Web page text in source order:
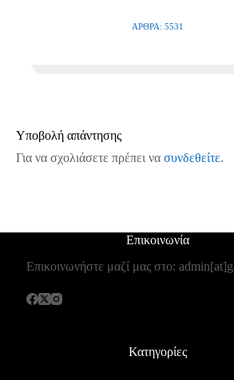
ΆΡΘΡΑ: 5531
Υποβολή απάντησης
Για να σχολιάσετε πρέπει να συνδεθείτε.
Επικοινωνία
Επικοινωνήστε μαζί μας στο:
Κατηγορίες